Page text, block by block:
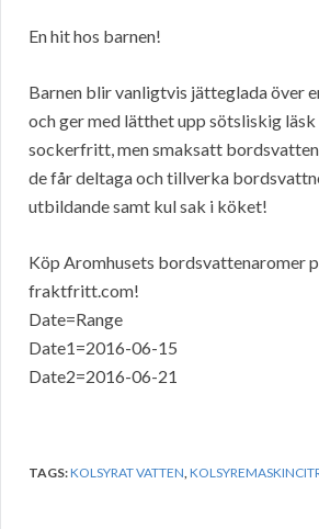
En hit hos barnen!
Barnen blir vanligtvis jätteglada över
och ger med lätthet upp sötsliskig
sockerfritt, men smaksatt
de får deltaga och tillverka
utbildande samt kul sak i köket!
Köp Aromhusets bordsvattenaromer
fraktfritt.com!
Date=Range
Date1=2016-06-15
Date2=2016-06-21
TAGS:KOLSYRAT VATTEN,